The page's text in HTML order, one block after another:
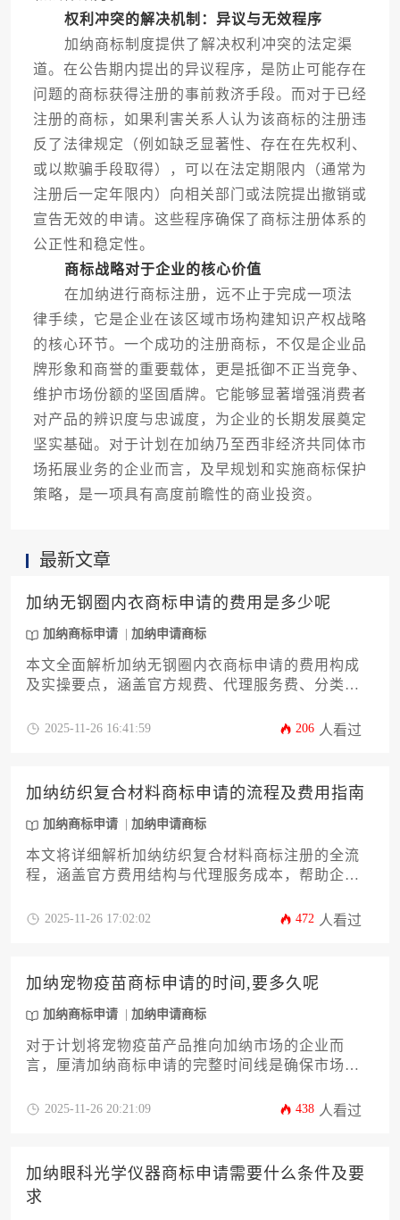
权利冲突的解决机制：异议与无效程序
加纳商标制度提供了解决权利冲突的法定渠
道。在公告期内提出的异议程序，是防止可能存在
问题的商标获得注册的事前救济手段。而对于已经
注册的商标，如果利害关系人认为该商标的注册违
反了法律规定（例如缺乏显著性、存在在先权利、
或以欺骗手段取得），可以在法定期限内（通常为
注册后一定年限内）向相关部门或法院提出撤销或
宣告无效的申请。这些程序确保了商标注册体系的
公正性和稳定性。
商标战略对于企业的核心价值
在加纳进行商标注册，远不止于完成一项法
律手续，它是企业在该区域市场构建知识产权战略
的核心环节。一个成功的注册商标，不仅是企业品
牌形象和商誉的重要载体，更是抵御不正当竞争、
维护市场份额的坚固盾牌。它能够显著增强消费者
对产品的辨识度与忠诚度，为企业的长期发展奠定
坚实基础。对于计划在加纳乃至西非经济共同体市
场拓展业务的企业而言，及早规划和实施商标保护
策略，是一项具有高度前瞻性的商业投资。
最新文章
加纳无钢圈内衣商标申请的费用是多少呢
加纳商标申请 加纳申请商标
本文全面解析加纳无钢圈内衣商标申请的费用构成
及实操要点，涵盖官方规费、代理服务费、分类指
划、流程时效及风险规避策略，助力企业高效完成
2025-11-26 16:41:59 206 人看过
加纳纺织复合材料商标申请的流程及费用指南
加纳商标申请 加纳申请商标
本文将详细解析加纳纺织复合材料商标注册的全流
程，涵盖官方费用结构与代理服务成本，帮助企业
个核心模块，针对材料特性提供类别选择建议与风
2025-11-26 17:02:02 472 人看过
加纳宠物疫苗商标申请的时间,要多久呢
加纳商标申请 加纳申请商标
对于计划将宠物疫苗产品推向加纳市场的企业而
言，厘清加纳商标申请的完整时间线是确保市场准
检索到最终注册的全流程，详细解读影响审批周期
险，顺利完成加纳宠物疫苗商标申请。
2025-11-26 20:21:09 438 人看过
加纳眼科光学仪器商标申请需要什么条件及要
求